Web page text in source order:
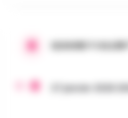
QUAND Y ALLER ?